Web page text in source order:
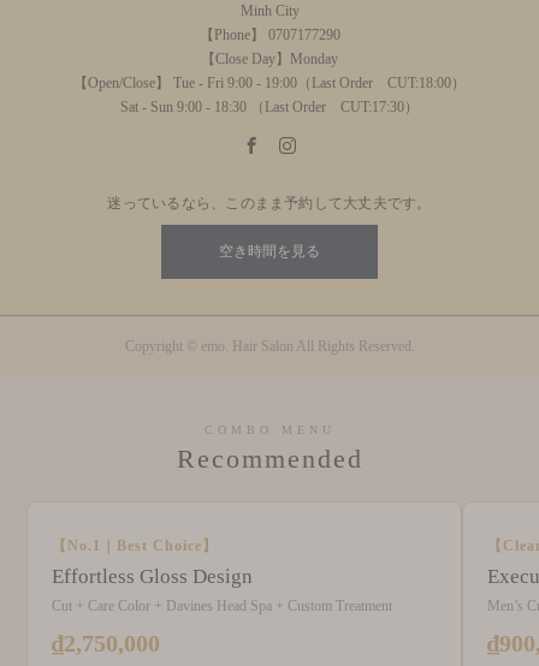
Minh City
【Phone】 0707177290
【Close Day】Monday
【Open/Close】 Tue - Fri 9:00 - 19:00（Last Order CUT:18:00）
Sat - Sun 9:00 - 18:30 （Last Order CUT:17:30）
迷っているなら、このまま予約して大丈夫です。
空き時間を見る
Copyright © emo. Hair Salon All Rights Reserved.
COMBO MENU
Recommended
【No.1｜Best Choice】
Effortless Gloss Design
Cut + Care Color + Davines Head Spa + Custom Treatment
₫2,750,000
【
Men’s